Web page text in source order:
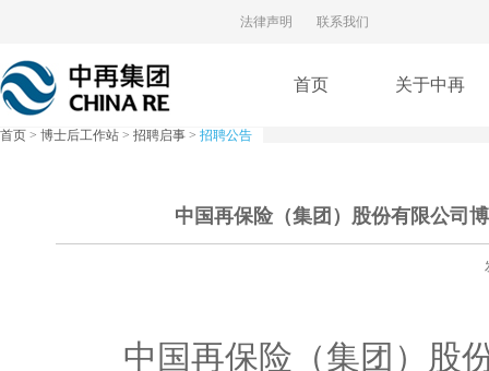
法律声明 联系我们
首页 关于中再
首页 > 博士后工作站 > 招聘启事 > 招聘公告
中国再保险（集团）股份有限公司
中国再保险（集团）股份